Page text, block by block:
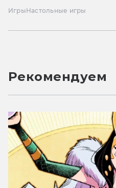
ИгрыНастольные игры
Рекомендуем